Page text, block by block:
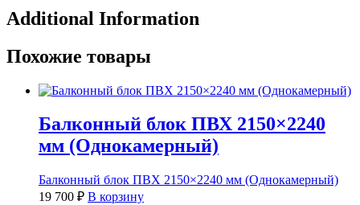
Additional Information
Похожие товары
Балконный блок ПВХ 2150×2240
мм (Однокамерный)
Балконный блок ПВХ 2150×2240 мм (Однокамерный)
19 700 ₽ В корзину